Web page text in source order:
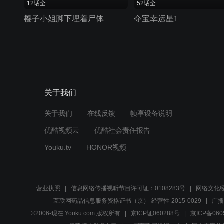
12话全
樱子小姐脚下埋着尸体
52话全
夺宝幸运星1
关于我们
关于我们 在线反馈 帧享设备说明
优酷视频云 优酷社会责任报告
Youku.tv HONOR视频
营业执照 信息网络传播视听节目许可证：0108283号
网络文化
互联网药品信息服务资格证书（京）-经营性-2015-0029
广
©2006-现在 Youku.com 版权所有
京ICP证060288号
京ICP备